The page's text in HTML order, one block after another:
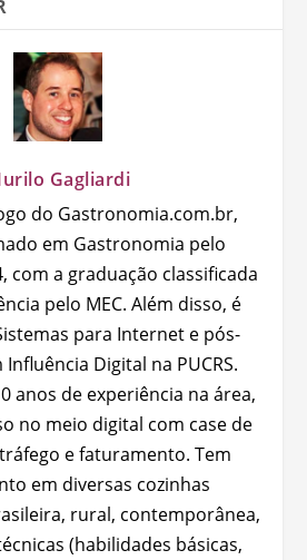
Gagliardi
do Gastronomia.com.br,
em Gastronomia pelo
com a graduação classificada
pelo MEC. Além disso, é
para Internet e pós-
Digital na PUCRS.
anos de experiência na área,
no meio digital com case de
e faturamento. Tem
em diversas cozinhas
rural, contemporânea,
(habilidades básicas,